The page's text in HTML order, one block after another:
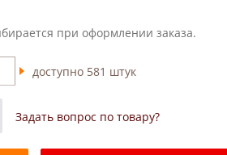
при оформлении заказа.
доступно 581 штук
Задать вопрос по товару?